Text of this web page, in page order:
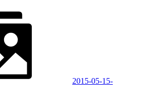
2015-05-15-